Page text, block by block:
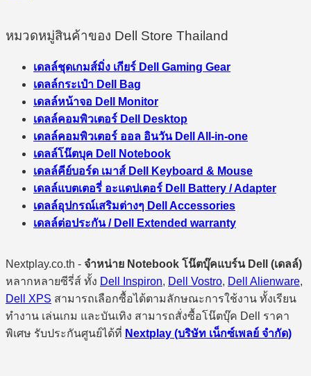
หมวดหมู่สินค้าของ Dell Store Thailand
เดลล์ชุดเกมส์มิ่ง เกียร์ Dell Gaming Gear
เดลล์กระเป๋า Dell Bag
เดลล์หน้าจอ Dell Monitor
เดลล์คอมพิวเตอร์ Dell Desktop
เดลล์คอมพิวเตอร์ ออล อินวัน Dell All-in-one
เดลล์โน๊ตบุค Dell Notebook
เดลล์คีย์บอร์ด เมาส์ Dell Keyboard & Mouse
เดลล์แบตเตอรี่ อะแดปเตอร์ Dell Battery / Adapter
เดลล์อุปกรณ์เสริมต่างๆ Dell Accessories
เดลล์ต่อประกัน / Dell Extended warranty
Nextplay.co.th - จำหน่าย Notebook โน๊ตบุ๊คแบร์น Dell (เดลล์)
หลากหลายซีรี่ส์ ทั้ง Dell Inspiron, Dell Vostro, Dell Alienware,
Dell XPS สามารถเลือกซื้อได้ตามลักษณะการใช้งาน ทั้งเรียน
ทำงาน เล่นเกม และบันเทิง สามารถสั่งซื้อโน๊ตบุ๊ค Dell ราคา
พิเศษ รับประกันศูนย์ได้ที่ Nextplay (บริษัท เน็กซ์เพลย์ จำกัด)